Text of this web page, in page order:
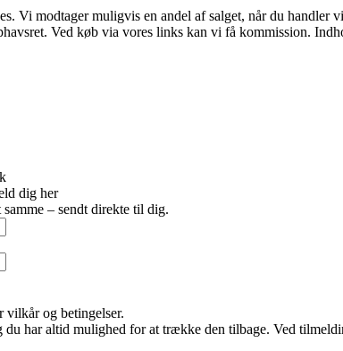
Vi modtager muligvis en andel af salget, når du handler
Ved køb via vores links kan vi få kommission.
dig her
– sendt direkte til dig.
vilkår og betingelser.
har altid mulighed for at trække den tilbage. Ved